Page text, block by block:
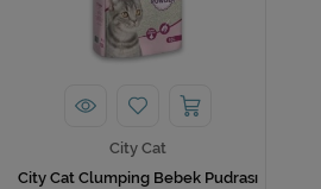
City Cat
City Cat Clumping Bebek Pudrası